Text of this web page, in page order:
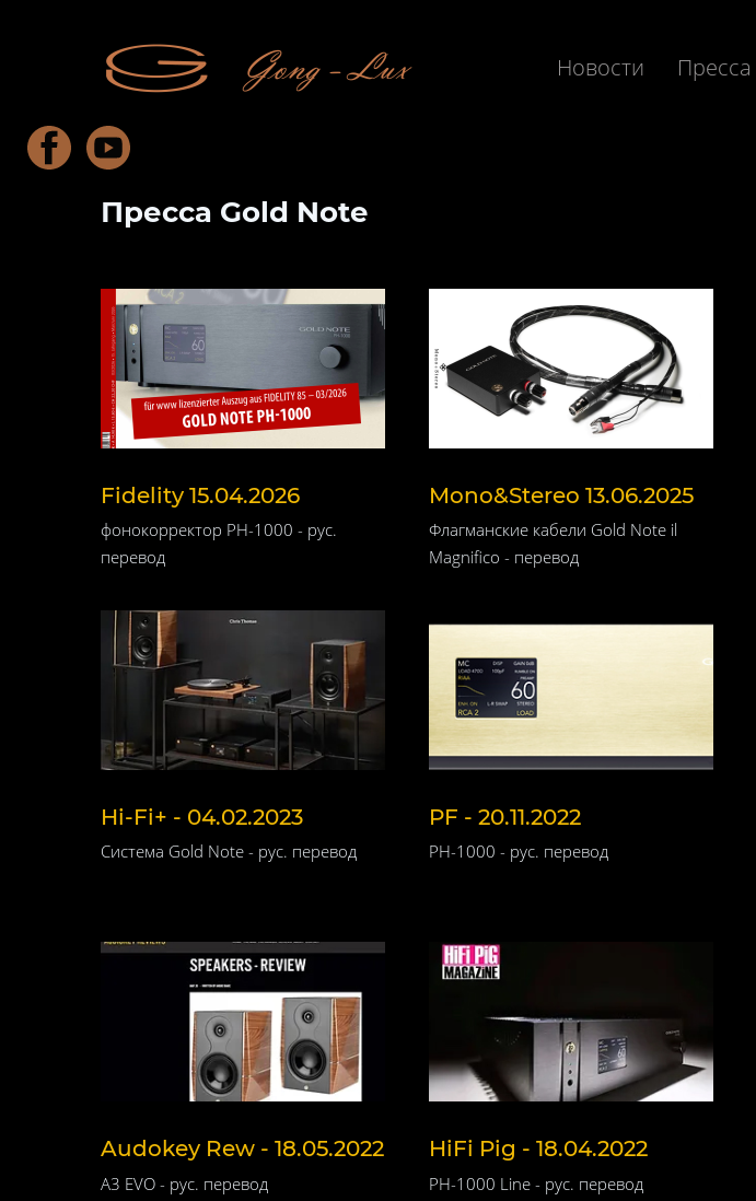
Новости Пресса
Пресса Gold Note
Fidelity 15.04.2026
фонокорректор PH-1000 - рус.
перевод
Mono&Stereo 13.06.2025
Флагманские кабели Gold Note il
Magnifico - перевод
Hi-Fi+ - 04.02.2023
Система Gold Note - рус. перевод
PF - 20.11.2022
PH-1000 - рус. перевод
Audokey Rew - 18.05.2022
A3 EVO - рус. перевод
HiFi Pig - 18.04.2022
PH-1000 Line - рус. перевод